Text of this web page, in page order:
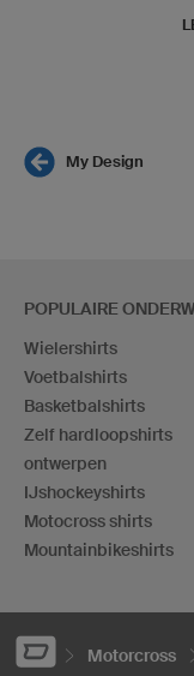
My Design
POPULAIRE
Wielershirts
Voetbalshirts
Basketbalshirts
Zelf hardloopshirts
ontwerpen
IJshockeyshirts
Motocross shirts
Mountainbikeshirts
Motorcross